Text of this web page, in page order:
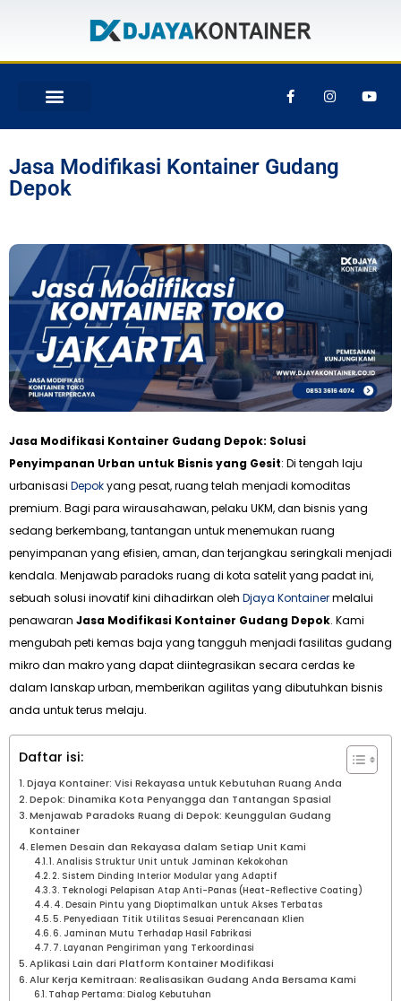
Jasa Modifikasi Kontainer Gudang
Depok
Jasa Modifikasi Kontainer Gudang Depok: Solusi
Penyimpanan Urban untuk Bisnis yang Gesit: Di tengah laju
urbanisasi Depokyang pesat, ruang telah menjadi komoditas
premium. Bagi para wirausahawan, pelaku UKM, dan bisnis yang
sedang berkembang, tantangan untuk menemukan ruang
penyimpanan yang efisien, aman, dan terjangkau seringkali menjadi
kendala. Menjawab paradoks ruang di kota satelit yang padat ini,
sebuah solusi inovatif kini dihadirkan oleh Djaya Kontainermelalui
penawaran Jasa Modifikasi Kontainer Gudang Depok. Kami
mengubah peti kemas baja yang tangguh menjadi fasilitas gudang
mikro dan makro yang dapat diintegrasikan secara cerdas ke
dalam lanskap urban, memberikan agilitas yang dibutuhkan bisnis
anda untuk terus melaju.
Daftar isi:
Djaya Kontainer: Visi Rekayasa untuk Kebutuhan Ruang Anda
Depok: Dinamika Kota Penyangga dan Tantangan Spasial
Menjawab Paradoks Ruang di Depok: Keunggulan Gudang
Kontainer
Elemen Desain dan Rekayasa dalam Setiap Unit Kami
1. Analisis Struktur Unit untuk Jaminan Kekokohan
2. Sistem Dinding Interior Modular yang Adaptif
3. Teknologi Pelapisan Atap Anti-Panas (Heat-Reflective Coating)
4. Desain Pintu yang Dioptimalkan untuk Akses Terbatas
5. Penyediaan Titik Utilitas Sesuai Perencanaan Klien
6. Jaminan Mutu Terhadap Hasil Fabrikasi
7. Layanan Pengiriman yang Terkoordinasi
Aplikasi Lain dari Platform Kontainer Modifikasi
Alur Kerja Kemitraan: Realisasikan Gudang Anda Bersama Kami
Tahap Pertama: Dialog Kebutuhan